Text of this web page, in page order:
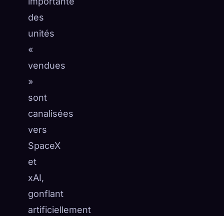
des
unités
«
vendues
»
sont
canalisées
vers
SpaceX
et
xAI,
gonflant
artificiellement